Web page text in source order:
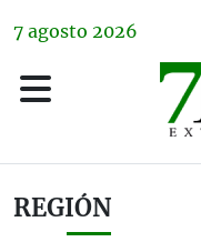
7 agosto 2026
REGIÓN